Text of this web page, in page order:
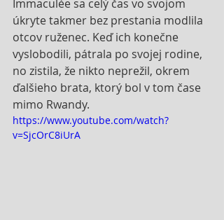
Immaculée sa celý čas vo svojom
úkryte takmer bez prestania modlila
otcov ruženec. Keď ich konečne
vyslobodili, pátrala po svojej rodine,
no zistila, že nikto neprežil, okrem
ďalšieho brata, ktorý bol v tom čase
mimo Rwandy.
https://www.youtube.com/watch?
v=SjcOrC8iUrA